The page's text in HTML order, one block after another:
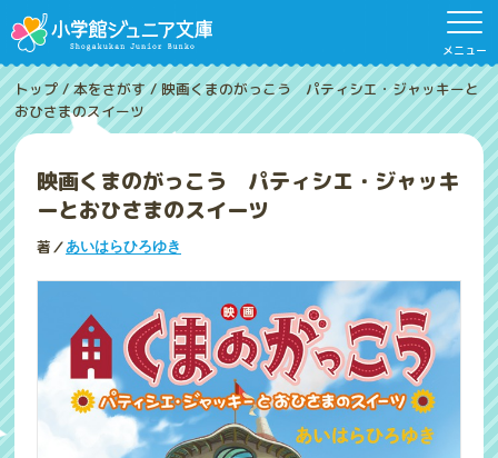
メニュー
トップ /本をさがす /映画くまのがっこう パティシエ・ジャッキーと
おひさまのスイーツ
映画くまのがっこう パティシエ・ジャッキ
ーとおひさまのスイーツ
著／あいはらひろゆき